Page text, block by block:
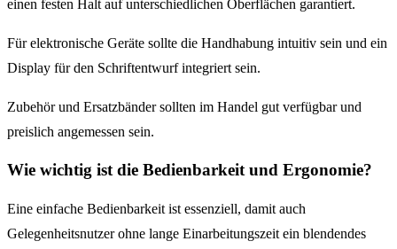
einen festen Halt auf unterschiedlichen Oberflächen garantiert.
Für elektronische Geräte sollte die Handhabung intuitiv sein und ein
Display für den Schriftentwurf integriert sein.
Zubehör und Ersatzbänder sollten im Handel gut verfügbar und
preislich angemessen sein.
Wie wichtig ist die Bedienbarkeit und Ergonomie?
Eine einfache Bedienbarkeit ist essenziell, damit auch
Gelegenheitsnutzer ohne lange Einarbeitungszeit ein blendendes